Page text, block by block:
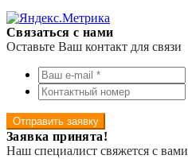
Связаться с нами
Оставьте Ваш контакт для связи
Отправить заявку
Заявка принята!
Наш специалист свяжется с вами